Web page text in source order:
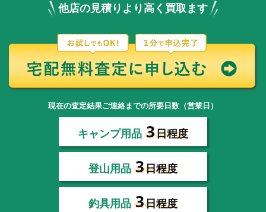
他店の見積りより高く買取ます
現在の査定結果ご連絡までの所要日数（営業日）
キャンプ用品 3日程度
登山用品 3日程度
釣具用品 3日程度